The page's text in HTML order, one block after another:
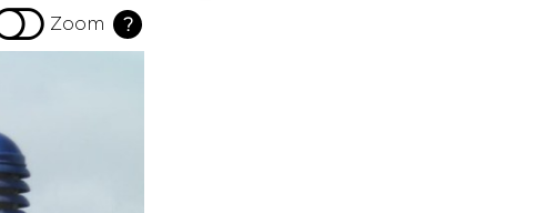
Zoom ?